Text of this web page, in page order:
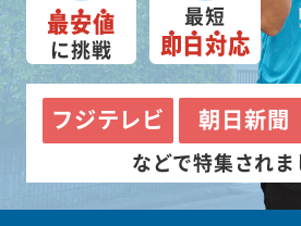
最安値
に挑戦
最短
即日対応
フジテレビ 朝日新聞
などで特集されま